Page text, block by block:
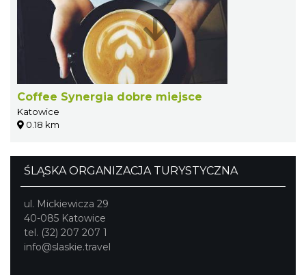
Coffee Synergia dobre miejsce
Katowice
0.18 km
ŚLĄSKA ORGANIZACJA TURYSTYCZNA
ul. Mickiewicza 29
40-085 Katowice
tel. (32) 207 207 1
info@slaskie.travel